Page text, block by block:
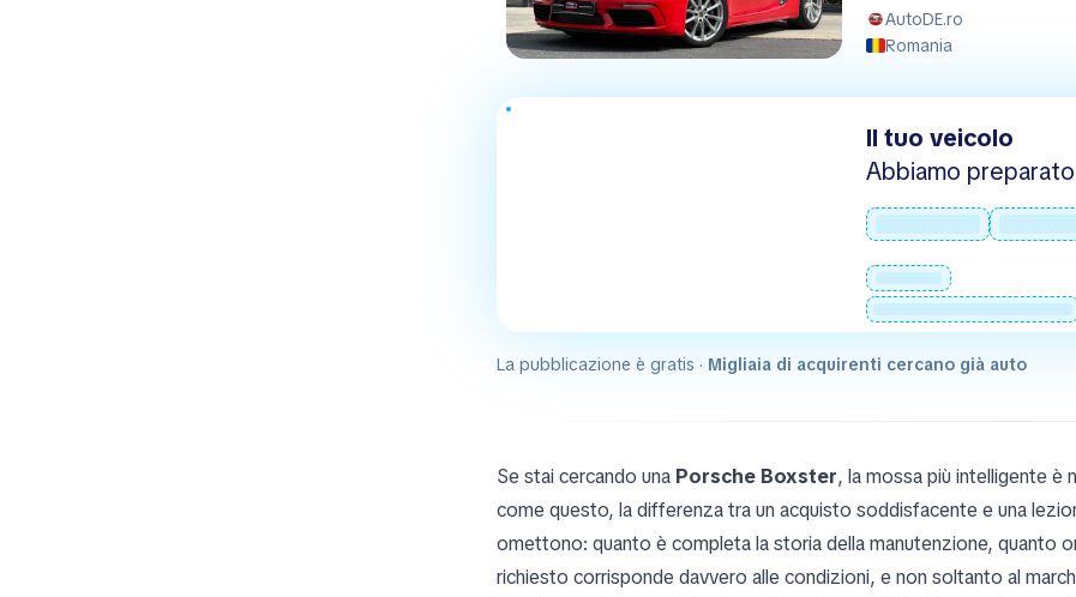
AutoDE.ro
Romania
Il tuo veicolo
Abbiamo
La pubblicazione è gratis · Migliaia di acquirenti cercano già auto
Se stai cercando una Porsche Boxster, la mossa più intelligente è
come questo, la differenza tra un acquisto soddisfacente e una
omettono: quanto è completa la storia della manutenzione, quanto
richiesto corrisponde davvero alle condizioni, e non soltanto al